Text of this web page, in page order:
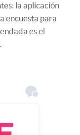
la aplicación
encuesta para
es el